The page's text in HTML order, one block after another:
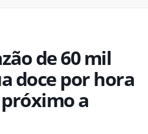
de 60 mil
doce por hora
a